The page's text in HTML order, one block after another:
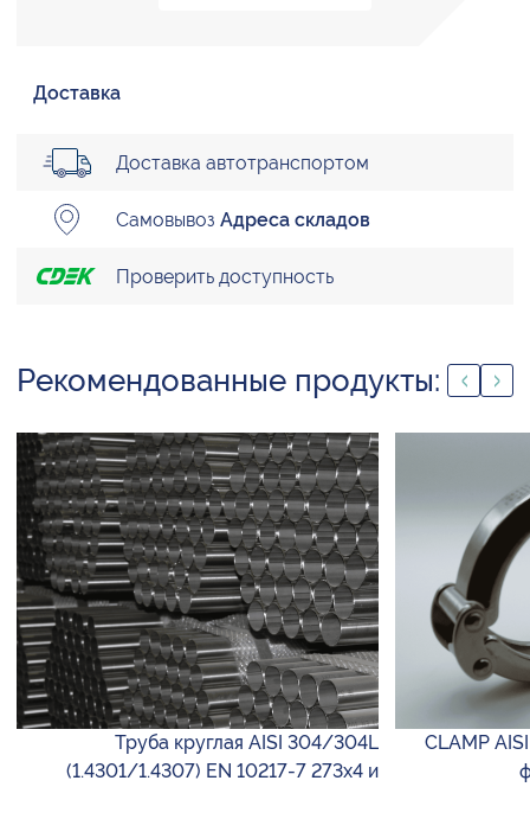
Доставка
Доставка автотранспортом
Самовывоз Адреса складов
Проверить доступность
Рекомендованные продукты:
Труба круглая AISI 304/304L
(1.4301/1.4307) EN 10217-7 273х4 и
CLAMP